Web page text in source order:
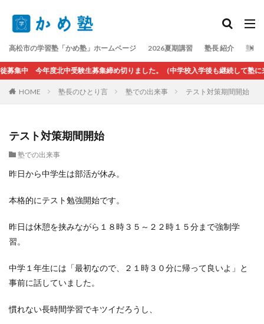
高松市の学習塾「かめ塾」ホームページ 2026夏期講習 塾長 紹介 塾長
中 今年度北中受験生募集締め切りました。（中学校入学後も継続して塾に来
HOME 塾長のひとり言 塾での出来事 テスト対策期間開始
テスト対策期間開始
塾での出来事
昨日から中学生は部活が休み。
本格的にテスト勉強開始です。
昨日は休憩を挟みながら１８時３５～２２時１５分まで強制学
習。
中学１年生には「最初なので、２１時３０分に帰って良いよ」と
事前に話していました。
慣れない長時間学習でキツイだろうし、